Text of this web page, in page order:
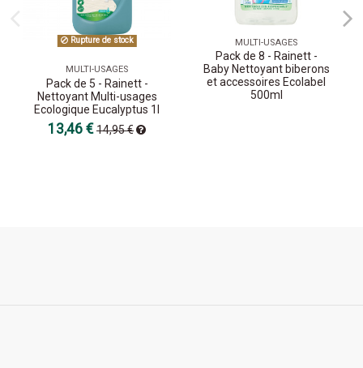
Rupture de stock
MULTI-USAGES
Pack de 5 - Rainett -
Nettoyant Multi-usages
Ecologique Eucalyptus 1l
13,46 €14,95 €
MULTI-USAGES
Pack de 8 - Rainett -
Baby Nettoyant biberons
et accessoires Ecolabel
500ml